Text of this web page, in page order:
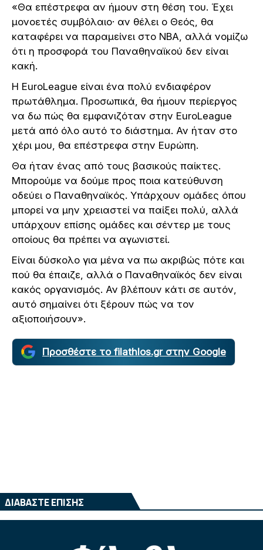
«Θα επέστρεφα αν ήμουν στη θέση του. Έχει
μονοετές συμβόλαιο· αν θέλει ο Θεός, θα
καταφέρει να παραμείνει στο NBA, αλλά νομίζω
ότι η προσφορά του Παναθηναϊκού δεν είναι
κακή.
Η EuroLeague είναι ένα πολύ ενδιαφέρον
πρωτάθλημα. Προσωπικά, θα ήμουν περίεργος
να δω πώς θα εμφανιζόταν στην EuroLeague
μετά από όλο αυτό το διάστημα. Αν ήταν στο
χέρι μου, θα επέστρεφα στην Ευρώπη.
Θα ήταν ένας από τους βασικούς παίκτες.
Μπορούμε να δούμε προς ποια κατεύθυνση
οδεύει ο Παναθηναϊκός. Υπάρχουν ομάδες όπου
μπορεί να μην χρειαστεί να παίξει πολύ, αλλά
υπάρχουν επίσης ομάδες και σέντερ με τους
οποίους θα πρέπει να αγωνιστεί.
Είναι δύσκολο για μένα να πω ακριβώς πότε και
πού θα έπαιζε, αλλά ο Παναθηναϊκός δεν είναι
κακός οργανισμός. Αν βλέπουν κάτι σε αυτόν,
αυτό σημαίνει ότι ξέρουν πώς να τον
αξιοποιήσουν».
Προσθέστε το filathlos.gr στην Google
ΔΙΑΒΑΣΤΕ ΕΠΙΣΗΣ